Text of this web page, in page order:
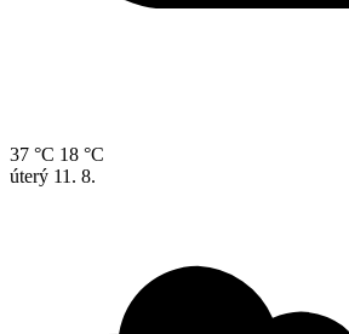
37 °C 18 °C
úterý 11. 8.